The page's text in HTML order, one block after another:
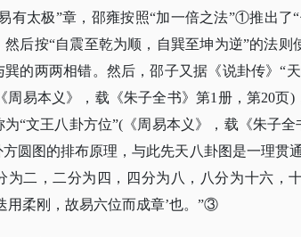
有太极”章，邵雍按照“加一倍之法”①推出
后按“自震至乾为顺，自巽至坤为逆”的法则
巽的两两相错。然后，邵子又据《说卦传》“
周易本义》，载《朱子全书》第1册，第20页
“文王八卦方位”(《周易本义》，载《朱子
圆图的排布原理，与此先天八卦图是一理贯
为二，二分为四，四分为八，八分为十六，
用柔刚，故易六位而成章’也。”③